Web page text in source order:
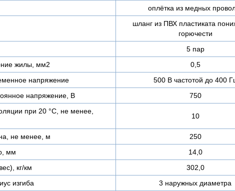
оплётка из медных
шланг из ПВХ пластиката
горючести
5 пар
жилы, мм2
0,5
напряжение
500 В частотой до 400
напряжение, В
750
при 20 °С, не менее,
10
не менее, м
250
мм
14,0
кг/км
302,0
изгиба
3 наружных диаметра